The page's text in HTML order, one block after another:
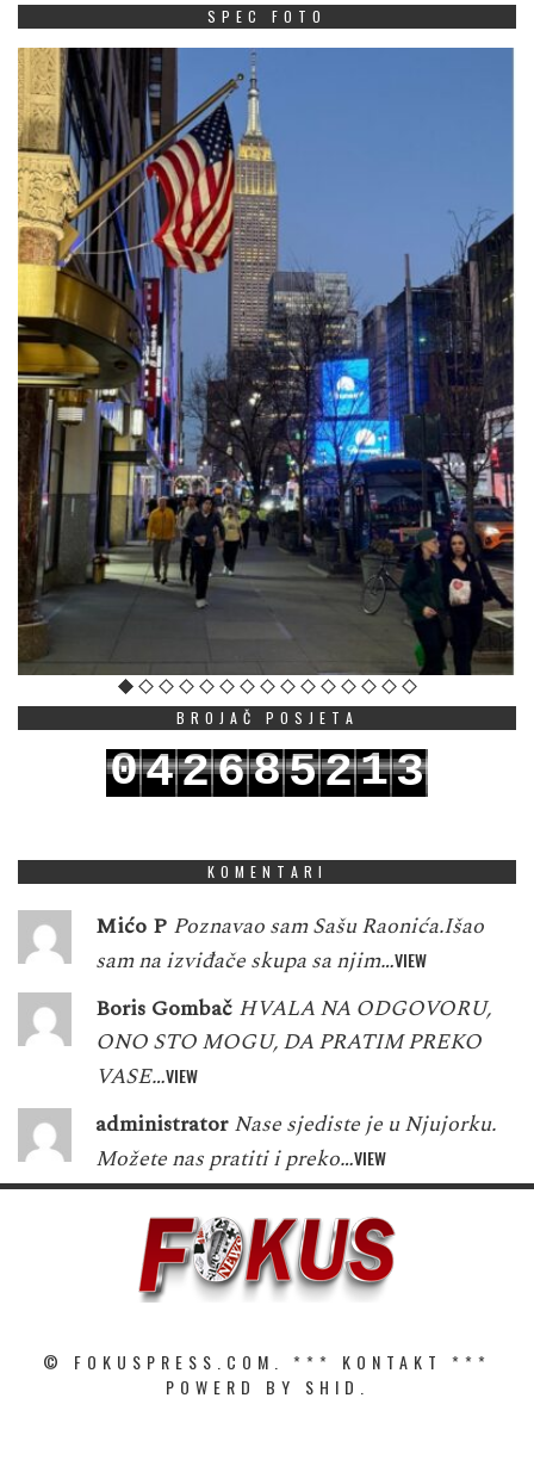
SPEC FOTO
BROJAČ POSJETA
042685213
KOMENTARI
Mićo P Poznavao sam Sašu Raonića.Išao
sam na izviđače skupa sa njim…VIEW
Boris Gombač HVALA NA ODGOVORU,
ONO STO MOGU, DA PRATIM PREKO
VASE…VIEW
administrator Nase sjediste je u Njujorku.
Možete nas pratiti i preko…VIEW
© FOKUSPRESS.COM. *** KONTAKT
***
POWERD BY SHID.